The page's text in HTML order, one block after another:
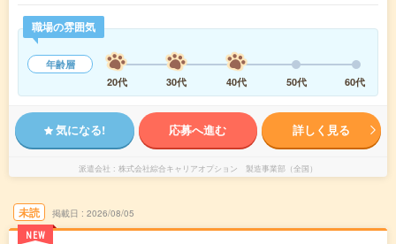
職場の雰囲気
年齢層
20代
30代 40代 50代 60代
気になる! 応募へ進む 詳しく見る
派遣会社 株式会社綜合キャリアオプション 製造事業部（全国）
未読
NEW
掲載日 2026/08/05